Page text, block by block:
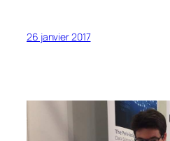
26 janvier 2017